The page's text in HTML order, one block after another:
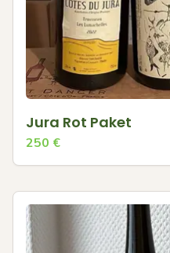
Jura Rot Paket
250 €